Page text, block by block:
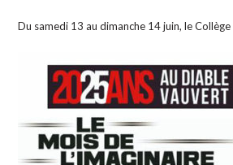
Du samedi 13 au dimanche 14 juin, le Collège